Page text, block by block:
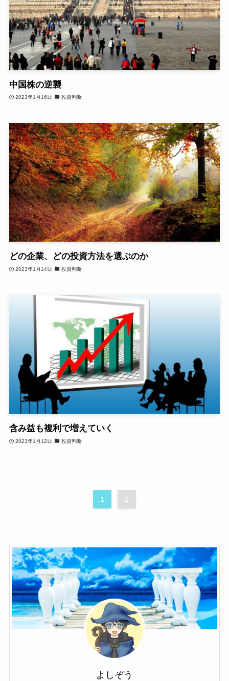
中国株の逆襲
2023年1月16日 投資判断
どの企業、どの投資方法を選ぶのか
2023年1月14日 投資判断
含み益も複利で増えていく
2023年1月12日 投資判断
1 2
よしぞう